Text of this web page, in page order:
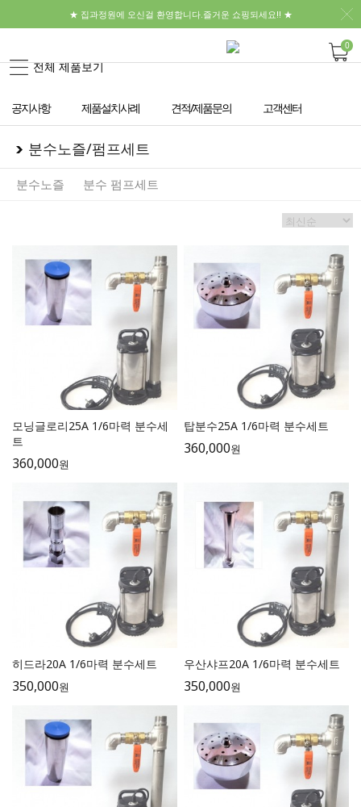
★ 집과정원에 오신걸 환영합니다.즐거운 쇼핑되세요!! ★
전체 제품보기
0
공지사항 제품설치사례 견적/제품문의 고객센터
분수노즐/펌프세트
분수노즐 분수 펌프세트
모닝글로리25A 1/6마력 분수세
트
360,000원
탑분수25A 1/6마력 분수세트
360,000원
히드라20A 1/6마력 분수세트
350,000원
우산샤프20A 1/6마력 분수세트
350,000원